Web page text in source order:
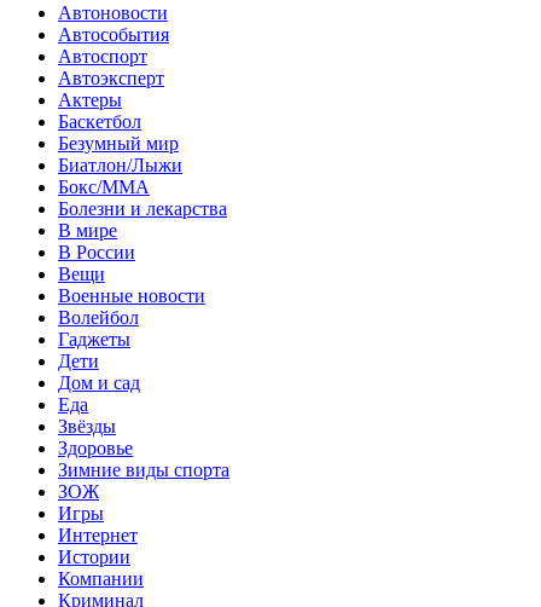
Автоновости
Автособытия
Автоспорт
Автоэксперт
Актеры
Баскетбол
Безумный мир
Биатлон/Лыжи
Бокс/MMA
Болезни и лекарства
В мире
В России
Вещи
Военные новости
Волейбол
Гаджеты
Дети
Дом и сад
Еда
Звёзды
Здоровье
Зимние виды спорта
ЗОЖ
Игры
Интернет
Истории
Компании
Криминал